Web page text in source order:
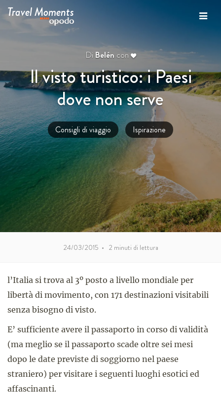
Travel Moments
Di Belén con
Il visto turistico: i Paesi
dove non serve
Consigli di viaggio Ispirazione
24/03/2015 • 2 minuti di lettura
l’Italia si trova al 3º posto a livello mondiale per
libertà di movimento, con 171 destinazioni visitabili
senza bisogno di visto.
E’ sufficiente avere il passaporto in corso di validità
(ma meglio se il passaporto scade oltre sei mesi
dopo le date previste di soggiorno nel paese
straniero) per visitare i seguenti luoghi esotici ed
affascinanti.